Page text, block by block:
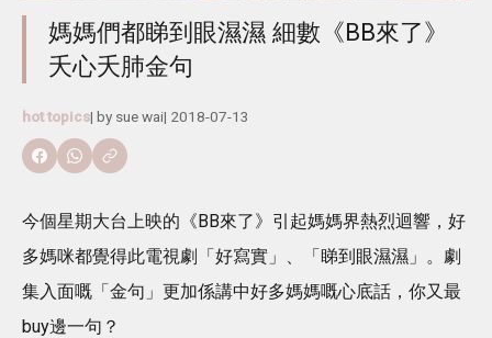
媽媽們都睇到眼濕濕 細數《BB來了》
夭心夭肺金句
hot topics| by sue wai| 2018-07-13
今個星期大台上映的《BB來了》引起媽媽界熱烈迴響，好
多媽咪都覺得此電視劇「好寫實」、「睇到眼濕濕」。劇
集入面嘅「金句」更加係講中好多媽媽嘅心底話，你又最
buy邊一句？